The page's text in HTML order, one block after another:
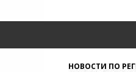
НОВОСТИ ПО